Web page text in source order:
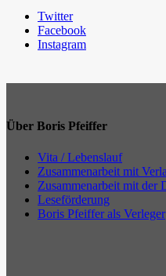
Twitter
Facebook
Instagram
Über Boris Pfeiffer
Vita / Lebenslauf
Zusammenarbeit mit
Zusammenarbeit mit der
Leseförderung
Boris Pfeiffer als Verleger